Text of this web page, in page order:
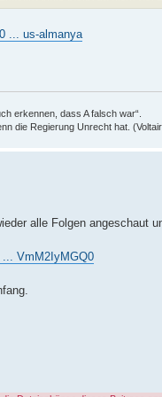
... us-almanya
erkennen, dass A falsch war“.
die Regierung Unrecht hat.
alle Folgen angeschaut
... VmM2IyMGQ0